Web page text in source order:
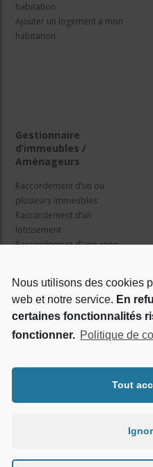
Nous utilisons des cookies
web et notre service. En
certaines fonctionnalités
fonctionner. Politique de
Tout
habitation
Ajouter un logement à mon
habitation
Gestionnaire
d’immeubles /
Aménageurs
Raccordement d’un ou
plusieurs immeubles
Raccordement d’un
lotissement
Raccordement d’une zone
Qui sommes nous ?
Le projet Losange